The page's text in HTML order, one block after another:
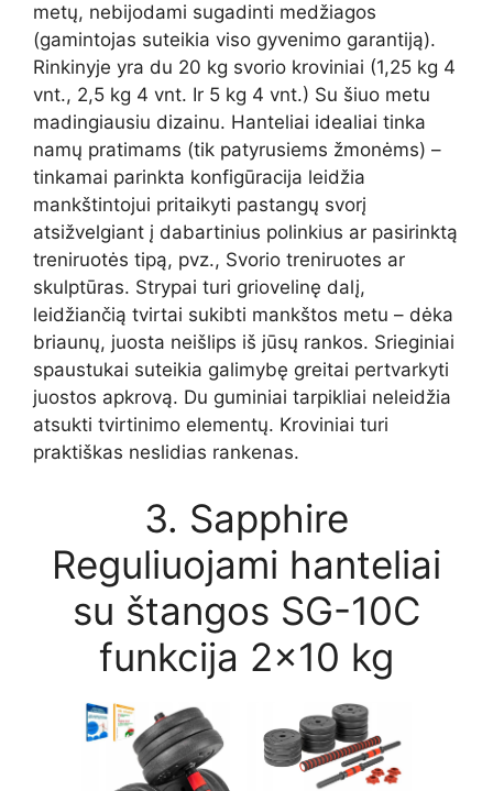
metų, nebijodami sugadinti medžiagos
(gamintojas suteikia viso gyvenimo garantiją).
Rinkinyje yra du 20 kg svorio kroviniai (1,25 kg 4
vnt., 2,5 kg 4 vnt. Ir 5 kg 4 vnt.) Su šiuo metu
madingiausiu dizainu. Hanteliai idealiai tinka
namų pratimams (tik patyrusiems žmonėms) –
tinkamai parinkta konfigūracija leidžia
mankštintojui pritaikyti pastangų svorį
atsižvelgiant į dabartinius polinkius ar pasirinktą
treniruotės tipą, pvz., Svorio treniruotes ar
skulptūras. Strypai turi griovelinę dalį,
leidžiančią tvirtai sukibti mankštos metu – dėka
briaunų, juosta neišlips iš jūsų rankos. Srieginiai
spaustukai suteikia galimybę greitai pertvarkyti
juostos apkrovą. Du guminiai tarpikliai neleidžia
atsukti tvirtinimo elementų. Kroviniai turi
praktiškas neslidias rankenas.
3. Sapphire
Reguliuojami hanteliai
su štangos SG-10C
funkcija 2×10 kg